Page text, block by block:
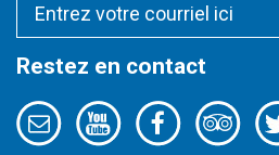
Restez en contact